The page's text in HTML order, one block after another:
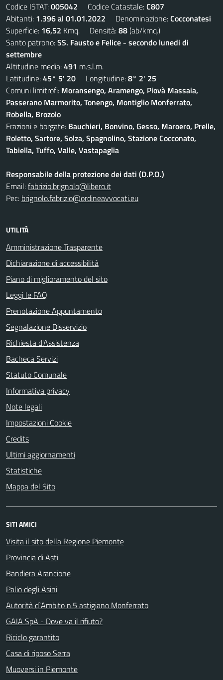
Codice ISTAT:005042 Codice Catastale:C807
Abitanti: 1.396 al 01.01.2022 Denominazione:Cocconatesi
Superficie: 16,52 Kmq. Densità:88(ab/kmq.)
Santo patrono:SS. Fausto e Felice - secondo lunedi di
settembre
Altitudine media:491 m.s.l.m.
Latitudine:45° 5' 20 Longitudine:8° 2' 25
Comuni limitrofi: Moransengo, Aramengo, Piovà Massaia,
Passerano Marmorito, Tonengo, Montiglio Monferrato,
Robella, Brozolo
Frazioni e borgate: Bauchieri, Bonvino, Gesso, Maroero, Prelle,
Roletto, Sartore, Solza, Spagnolino, Stazione Cocconato,
Tabiella, Tuffo, Valle, Vastapaglia
Responsabile della protezione dei dati (D.P.O.)
Email:fabrizio.brignolo@libero.it
Pec: brignolo.fabrizio@ordineavvocati.eu
UTILITÀ
Amministrazione Trasparente
Dichiarazione di accessibilità
Piano di miglioramento del sito
Leggi le FAQ
Prenotazione Appuntamento
Segnalazione Disservizio
Richiesta d'Assistenza
Bacheca Servizi
Statuto Comunale
Informativa privacy
Note legali
Impostazioni Cookie
Credits
Ultimi aggiornamenti
Statistiche
Mappa del Sito
SITI AMICI
Visita il sito della Regione Piemonte
Provincia di Asti
Bandiera Arancione
Palio degli Asini
Autorità d`Ambito n.5 astigiano Monferrato
GAIA SpA - Dove va il rifiuto?
Riciclo garantito
Casa di riposo Serra
Muoversi in Piemonte